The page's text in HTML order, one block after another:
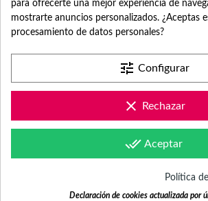
obsequios originales y personalizados
trabajo, bodas, aniversarios,
cumpleaños.
03725 Teulada
Teléfono: +34 965 731
Email:
para ofrecerte una mejor experiencia de
mostrarte anuncios personalizados. ¿Aceptas
procesamiento de datos personales?
tune Configurar
clear Rechazar
done_all Aceptar
Política
Declaración de cookies actualizada por